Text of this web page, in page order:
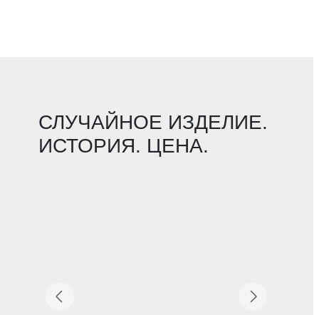
СЛУЧАЙНОЕ ИЗДЕЛИЕ.
ИСТОРИЯ. ЦЕНА.